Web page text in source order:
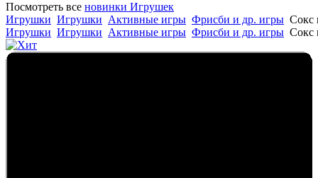
Посмотреть все новинки Игрушек
Игрушки Игрушки Активные игры Фрисби и др. игры Сокс
Игрушки Игрушки Активные игры Фрисби и др. игры Сокс